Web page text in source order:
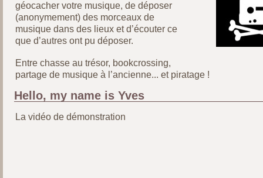
géocacher votre musique, de déposer
(anonymement) des morceaux de
musique dans des lieux et d’écouter ce
que d’autres ont pu déposer.
Entre chasse au trésor, bookcrossing,
partage de musique à l’ancienne... et piratage !
Hello, my name is Yves
La vidéo de démonstration